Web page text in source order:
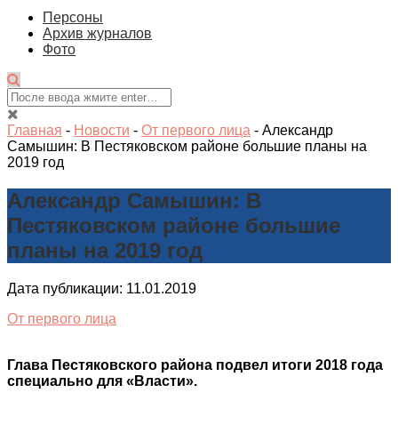
Персоны
Архив журналов
Фото
Главная - Новости - От первого лица - Александр
Самышин: В Пестяковском районе большие планы на
2019 год
Александр Самышин: В
Пестяковском районе большие
планы на 2019 год
Дата публикации: 11.01.2019
От первого лица
Глава Пестяковского района подвел итоги 2018 года
специально для «Власти».